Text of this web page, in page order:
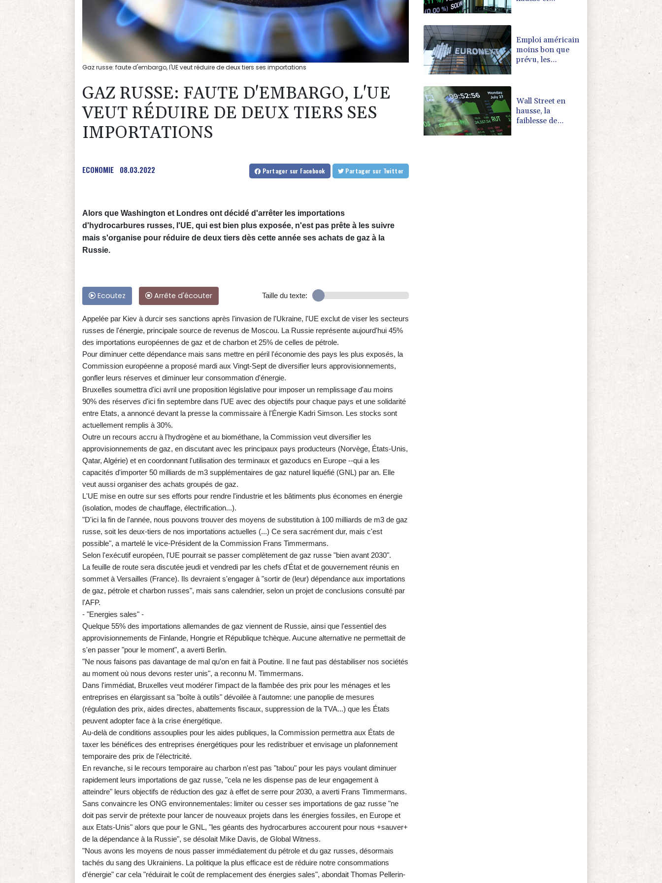
Gaz russe: faute d'embargo, l'UE veut réduire de deux tiers ses importations
GAZ RUSSE: FAUTE D'EMBARGO, L'UE
VEUT RÉDUIRE DE DEUX TIERS SES
IMPORTATIONS
ECONOMIE 08.03.2022 Partager sur Facebook Partager sur Twitter
Alors que Washington et Londres ont décidé d'arrêter les importations
d'hydrocarbures russes, l'UE, qui est bien plus exposée, n'est pas prête à les suivre
mais s'organise pour réduire de deux tiers dès cette année ses achats de gaz à la
Russie.
Ecoutez Arrête d'écouter Taille du texte:
Appelée par Kiev à durcir ses sanctions après l'invasion de l'Ukraine, l'UE exclut de viser les secteurs
russes de l'énergie, principale source de revenus de Moscou. La Russie représente aujourd'hui 45%
des importations européennes de gaz et de charbon et 25% de celles de pétrole.
Pour diminuer cette dépendance mais sans mettre en péril l'économie des pays les plus exposés, la
Commission européenne a proposé mardi aux Vingt-Sept de diversifier leurs approvisionnements,
gonfler leurs réserves et diminuer leur consommation d'énergie.
Bruxelles soumettra d'ici avril une proposition législative pour imposer un remplissage d'au moins
90% des réserves d'ici fin septembre dans l'UE avec des objectifs pour chaque pays et une solidarité
entre Etats, a annoncé devant la presse la commissaire à l'Énergie Kadri Simson. Les stocks sont
actuellement remplis à 30%.
Outre un recours accru à l'hydrogène et au biométhane, la Commission veut diversifier les
approvisionnements de gaz, en discutant avec les principaux pays producteurs (Norvège, États-Unis,
Qatar, Algérie) et en coordonnant l'utilisation des terminaux et gazoducs en Europe --qui a les
capacités d'importer 50 milliards de m3 supplémentaires de gaz naturel liquéfié (GNL) par an. Elle
veut aussi organiser des achats groupés de gaz.
L'UE mise en outre sur ses efforts pour rendre l'industrie et les bâtiments plus économes en énergie
(isolation, modes de chauffage, électrification...).
"D'ici la fin de l'année, nous pouvons trouver des moyens de substitution à 100 milliards de m3 de gaz
russe, soit les deux-tiers de nos importations actuelles (...) Ce sera sacrément dur, mais c'est
possible", a martelé le vice-Président de la Commission Frans Timmermans.
Selon l'exécutif européen, l'UE pourrait se passer complètement de gaz russe "bien avant 2030".
La feuille de route sera discutée jeudi et vendredi par les chefs d'État et de gouvernement réunis en
sommet à Versailles (France). Ils devraient s'engager à "sortir de (leur) dépendance aux importations
de gaz, pétrole et charbon russes", mais sans calendrier, selon un projet de conclusions consulté par
l'AFP.
- "Energies sales" -
Quelque 55% des importations allemandes de gaz viennent de Russie, ainsi que l'essentiel des
approvisionnements de Finlande, Hongrie et République tchèque. Aucune alternative ne permettait de
s'en passer "pour le moment", a averti Berlin.
"Ne nous faisons pas davantage de mal qu'on en fait à Poutine. Il ne faut pas déstabiliser nos sociétés
au moment où nous devons rester unis", a reconnu M. Timmermans.
Dans l'immédiat, Bruxelles veut modérer l'impact de la flambée des prix pour les ménages et les
entreprises en élargissant sa "boîte à outils" dévoilée à l'automne: une panoplie de mesures
(régulation des prix, aides directes, abattements fiscaux, suppression de la TVA...) que les États
peuvent adopter face à la crise énergétique.
Au-delà de conditions assouplies pour les aides publiques, la Commission permettra aux États de
taxer les bénéfices des entreprises énergétiques pour les redistribuer et envisage un plafonnement
temporaire des prix de l'électricité.
En revanche, si le recours temporaire au charbon n'est pas "tabou" pour les pays voulant diminuer
rapidement leurs importations de gaz russe, "cela ne les dispense pas de leur engagement à
atteindre" leurs objectifs de réduction des gaz à effet de serre pour 2030, a averti Frans Timmermans.
Sans convaincre les ONG environnementales: limiter ou cesser ses importations de gaz russe "ne
doit pas servir de prétexte pour lancer de nouveaux projets dans les énergies fossiles, en Europe et
aux Etats-Unis" alors que pour le GNL, "les géants des hydrocarbures accourent pour nous +sauver+
de la dépendance à la Russie", se désolait Mike Davis, de Global Witness.
"Nous avons les moyens de nous passer immédiatement du pétrole et du gaz russes, désormais
tachés du sang des Ukrainiens. La politique la plus efficace est de réduire notre consommations
d’énergie" car cela "réduirait le coût de remplacement des énergies sales", abondait Thomas Pellerin-
Emploi américain
moins bon que
prévu, les
Wall Street en
hausse, la
faiblesse de